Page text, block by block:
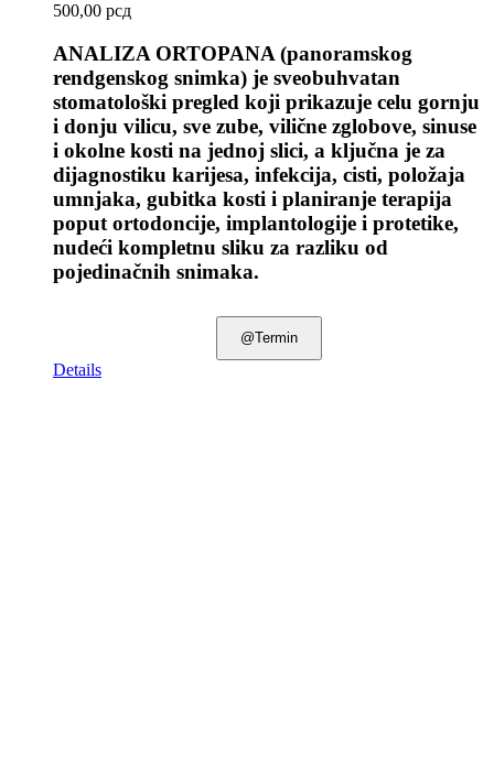
500,00 рсд
ANALIZA ORTOPANA (panoramskog
rendgenskog snimka) je sveobuhvatan
stomatološki pregled koji prikazuje celu gornju
i donju vilicu, sve zube, vilične zglobove, sinuse
i okolne kosti na jednoj slici, a ključna je za
dijagnostiku karijesa, infekcija, cisti, položaja
umnjaka, gubitka kosti i planiranje terapija
poput ortodoncije, implantologije i protetike,
nudeći kompletnu sliku za razliku od
pojedinačnih snimaka.
@Termin
Details